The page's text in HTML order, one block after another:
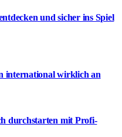
und sicher ins Spiel
international wirklich an
durchstarten mit Profi-